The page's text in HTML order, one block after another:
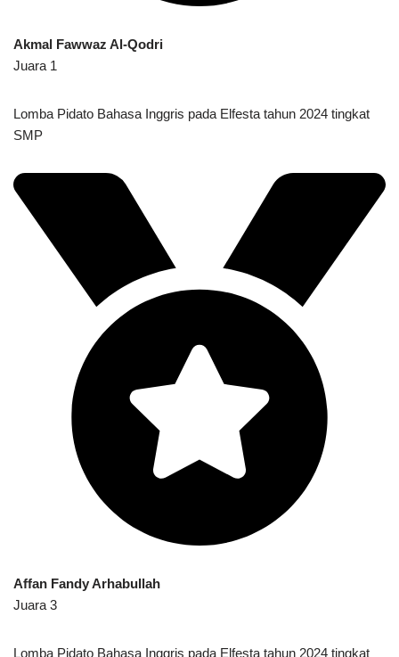
Akmal Fawwaz Al-Qodri
Juara 1
Lomba Pidato Bahasa Inggris pada Elfesta tahun 2024 tingkat
SMP
Affan Fandy Arhabullah
Juara 3
Lomba Pidato Bahasa Inggris pada Elfesta tahun 2024 tingkat